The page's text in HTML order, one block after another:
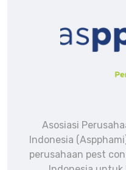
Asosiasi
Indonesia
perusahaan pest